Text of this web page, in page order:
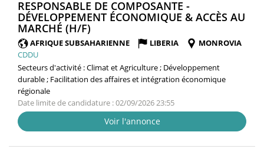
RESPONSABLE DE COMPOSANTE -
DÉVELOPPEMENT ÉCONOMIQUE & ACCÈS AU
MARCHÉ (H/F)
FENÊTRE)
AFRIQUE SUBSAHARIENNE LIBERIA
MONROVIA
CDDU
Secteurs d'activité :Climat et Agriculture ; Développement
durable ; Facilitation des affaires et intégration économique
régionale
Date limite de candidature : 02/09/2026 23:55
Voir l'annonce